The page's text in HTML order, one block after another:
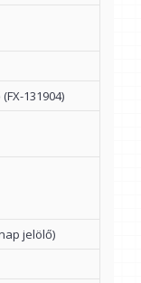
131904)
jelölő)